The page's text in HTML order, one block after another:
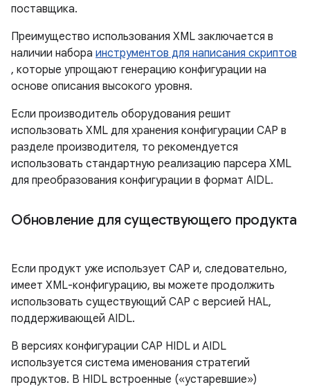
поставщика.
Преимущество использования XML заключается в
наличии набора инструментов для написания скриптов
, которые упрощают генерацию конфигурации на
основе описания высокого уровня.
Если производитель оборудования решит
использовать XML для хранения конфигурации CAP в
разделе производителя, то рекомендуется
использовать стандартную реализацию парсера XML
для преобразования конфигурации в формат AIDL.
Обновление для существующего продукта
Если продукт уже использует CAP и, следовательно,
имеет XML-конфигурацию, вы можете продолжить
использовать существующий CAP с версией HAL,
поддерживающей AIDL.
В версиях конфигурации CAP HIDL и AIDL
используется система именования стратегий
продуктов. В HIDL встроенные («устаревшие»)